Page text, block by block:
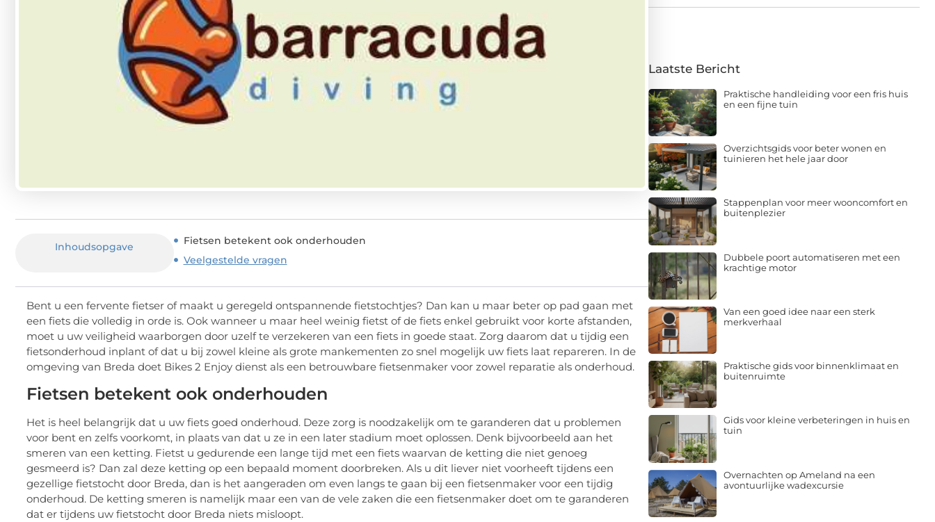
Inhoudsopgave
Fietsen betekent ook onderhouden
Veelgestelde vragen
Bent u een fervente fietser of maakt u geregeld ontspannende fietstochtjes? Dan kan u maar beter op pad gaan met
een fiets die volledig in orde is. Ook wanneer u maar heel weinig fietst of de fiets enkel gebruikt voor korte afstanden,
moet u uw veiligheid waarborgen door uzelf te verzekeren van een fiets in goede staat. Zorg daarom dat u tijdig een
fietsonderhoud inplant of dat u bij zowel kleine als grote mankementen zo snel mogelijk uw fiets laat repareren. In de
omgeving van Breda doet Bikes 2 Enjoy dienst als een betrouwbare fietsenmaker voor zowel reparatie als onderhoud.
Fietsen betekent ook onderhouden
Het is heel belangrijk dat u uw fiets goed onderhoud. Deze zorg is noodzakelijk om te garanderen dat u problemen
voor bent en zelfs voorkomt, in plaats van dat u ze in een later stadium moet oplossen. Denk bijvoorbeeld aan het
smeren van een ketting. Fietst u gedurende een lange tijd met een fiets waarvan de ketting die niet genoeg
gesmeerd is? Dan zal deze ketting op een bepaald moment doorbreken. Als u dit liever niet voorheeft tijdens een
gezellige fietstocht door Breda, dan is het aangeraden om even langs te gaan bij een fietsenmaker voor een tijdig
onderhoud. De ketting smeren is namelijk maar een van de vele zaken die een fietsenmaker doet om te garanderen
dat er tijdens uw fietstocht door Breda niets misloopt.
Laatste Bericht
Praktische handleiding voor een fris huis
en een fijne tuin
Overzichtsgids voor beter wonen en
tuinieren het hele jaar door
Stappenplan voor meer wooncomfort en
buitenplezier
Dubbele poort automatiseren met een
krachtige motor
Van een goed idee naar een sterk
merkverhaal
Praktische gids voor binnenklimaat en
buitenruimte
Gids voor kleine verbeteringen in huis en
tuin
Overnachten op Ameland na een
avontuurlijke wadexcursie